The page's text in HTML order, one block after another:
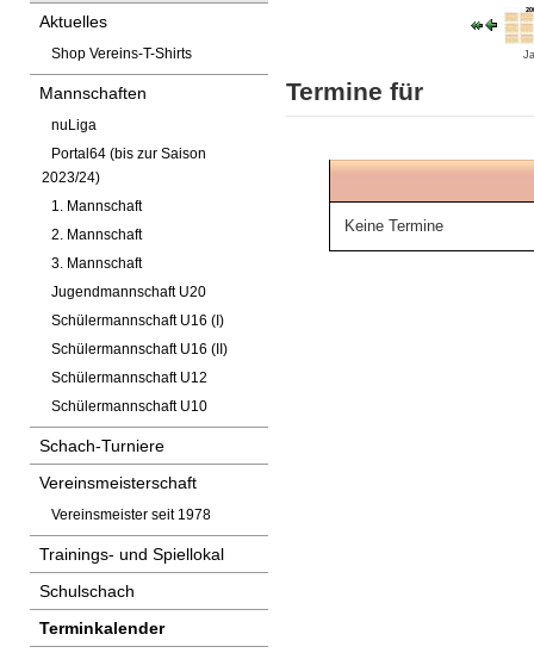
Aktuelles
Shop Vereins-T-Shirts
Mannschaften
nuLiga
Portal64 (bis zur Saison
2023/24)
1. Mannschaft
2. Mannschaft
3. Mannschaft
Jugendmannschaft U20
Schülermannschaft U16 (I)
Schülermannschaft U16 (II)
Schülermannschaft U12
Schülermannschaft U10
Schach-Turniere
Vereinsmeisterschaft
Vereinsmeister seit 1978
Trainings- und Spiellokal
Schulschach
Terminkalender
Termine für
Keine Termine